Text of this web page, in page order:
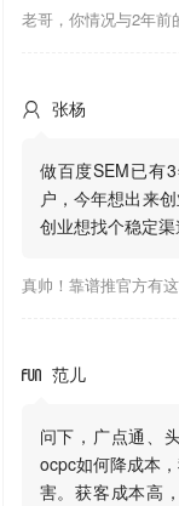
 张杨
做百度SEM已有
户，今年想出来
创业想找个稳定
真帅！靠谱推官方有
 范儿
问下，广点通、
ocpc如何降成本
害。获客成本高